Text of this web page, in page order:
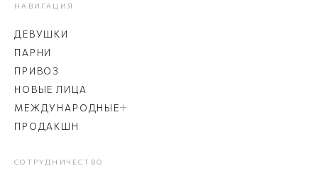
НАВИГАЦИЯ
ДЕВУШКИ
ПАРНИ
ПРИВОЗ
НОВЫЕ ЛИЦА
МЕЖДУНАРОДНЫЕ
ПРОДАКШН
СОТРУДНИЧЕСТВО